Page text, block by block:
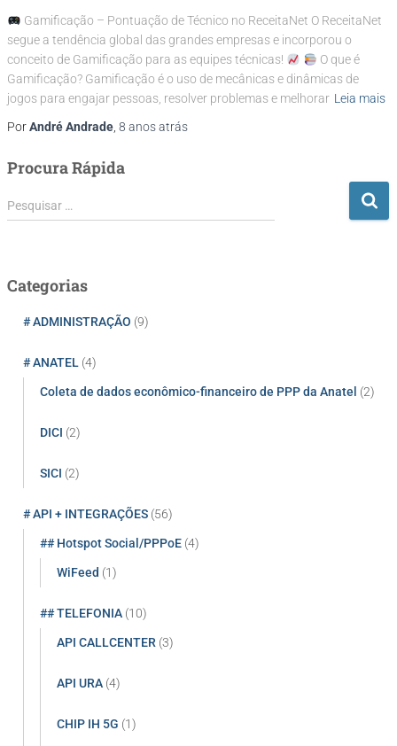
Gamificação – Pontuação de Técnico no ReceitaNet O ReceitaNet
segue a tendência global das grandes empresas e incorporou o
conceito de Gamificação para as equipes técnicas!
O que é
Gamificação? Gamificação é o uso de mecânicas e dinâmicas de
jogos para engajar pessoas, resolver problemas e melhorar Leia mais
PorAndré Andrade, 8 anosatrás
Procura Rápida
P
e
u
Pesquisar …
Categorias
# ADMINISTRAÇÃO (9)
# ANATEL (4)
Coleta de dados econômico-financeiro de PPP da Anatel (2)
DICI (2)
SICI (2)
# API + INTEGRAÇÕES (56)
## Hotspot Social/PPPoE (4)
WiFeed (1)
## TELEFONIA (10)
API CALLCENTER (3)
API URA (4)
CHIP IH 5G (1)